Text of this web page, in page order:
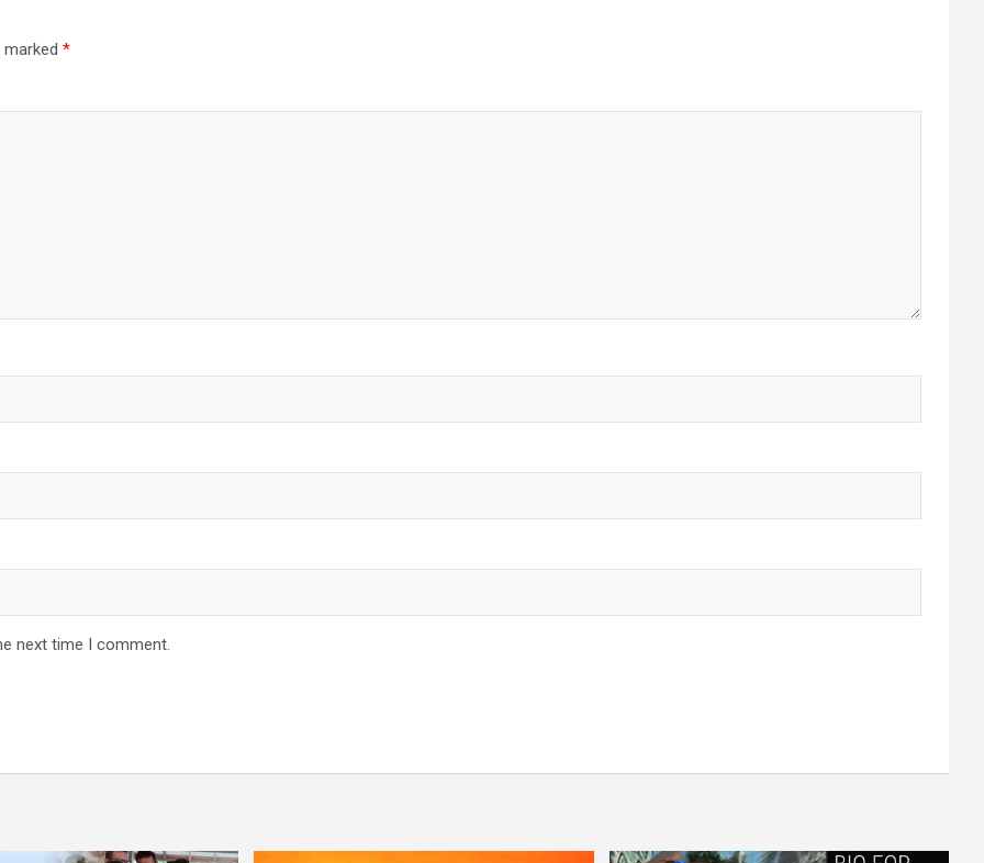
marked *
next time I comment.